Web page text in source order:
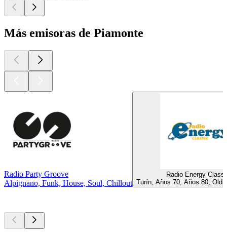
Más emisoras de Piamonte
Radio Party Groove
Alpignano, Funk, House, Soul, Chillout
Radio Energy
Turín, Años 70, Años 80,